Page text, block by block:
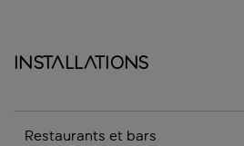
Installations
Restaurants et bars